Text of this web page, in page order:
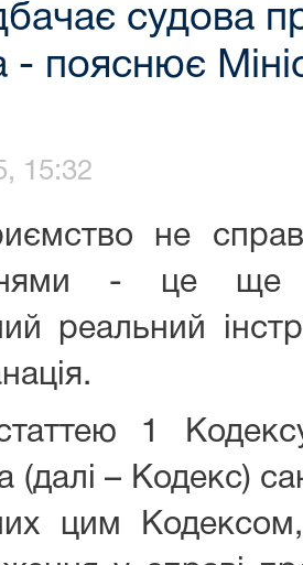
судова
пояснює
15:32
не
- це
реальний
1
(далі – Кодекс)
цим